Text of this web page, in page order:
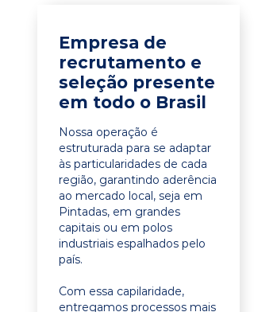
Empresa de
recrutamento e
seleção presente
em todo o Brasil
Nossa operação é
estruturada para se adaptar
às particularidades de cada
região, garantindo aderência
ao mercado local, seja em
Pintadas, em grandes
capitais ou em polos
industriais espalhados pelo
país.
Com essa capilaridade,
entregamos processos mais